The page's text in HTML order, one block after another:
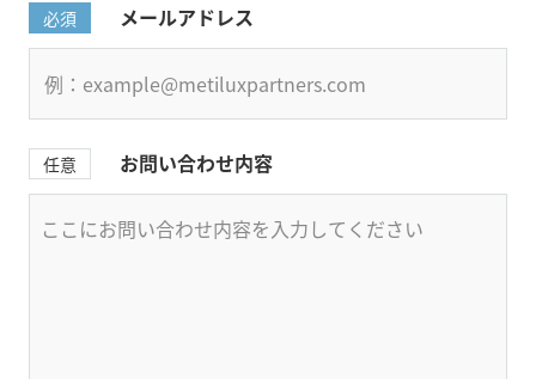
必須 メールアドレス
任意 お問い合わせ内容